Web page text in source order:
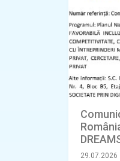
29.07.2026